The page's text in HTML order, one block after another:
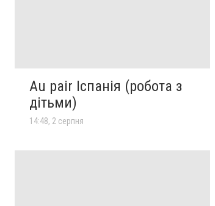
Au pair Іспанія (робота з
дітьми)
14:48, 2 серпня